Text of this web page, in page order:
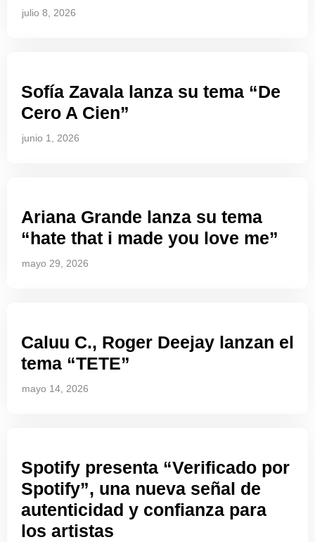
julio 8, 2026
Sofía Zavala lanza su tema “De
Cero A Cien”
junio 1, 2026
Ariana Grande lanza su tema
“hate that i made you love me”
mayo 29, 2026
Caluu C., Roger Deejay lanzan el
tema “TETE”
mayo 14, 2026
Spotify presenta “Verificado por
Spotify”, una nueva señal de
autenticidad y confianza para
los artistas